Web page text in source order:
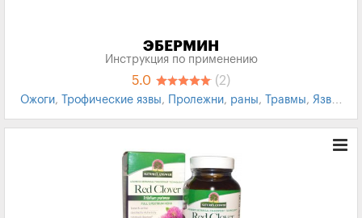
ЭБЕРМИН
Инструкция по применению
5.0 (2)
Ожоги, Трофические язвы, Пролежни, раны, Травмы, Язвы,